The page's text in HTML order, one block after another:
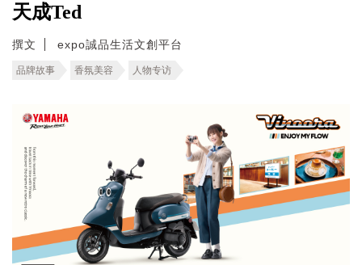
天成Ted
撰文 expo誠品生活文創平台
品牌故事 香氛美容 人物专访